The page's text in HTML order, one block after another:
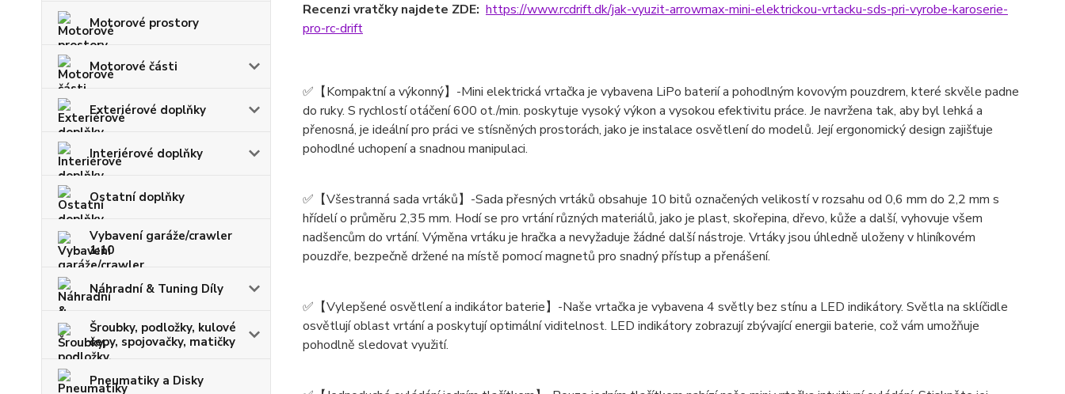
Motorové prostory
Motorové části
Exteriérové doplňky
Interiérové doplňky
Ostatní doplňky
Vybavení garáže/crawler
1:10
Náhradní & Tuning Díly
Šroubky, podložky, kulové
čepy, spojovačky, matičky
Pneumatiky a Disky
Recenzi vratčky najdete ZDE: https://www.rcdrift.dk/jak-vyuzit-arrowmax-mini-elektrickou-vrtacku-sds-pri-vyrobe-karoserie-
pro-rc-drift
✅【Kompaktní a výkonný】-Mini elektrická vrtačka je vybavena LiPo baterií a pohodlným kovovým pouzdrem, které skvěle padne
do ruky. S rychlostí otáčení 600 ot./min. poskytuje vysoký výkon a vysokou efektivitu práce. Je navržena tak, aby byl lehká a
přenosná, je ideální pro práci ve stísněných prostorách, jako je instalace osvětlení do modelů. Její ergonomický design zajišťuje
pohodlné uchopení a snadnou manipulaci.
✅【Všestranná sada vrtáků】-Sada přesných vrtáků obsahuje 10 bitů označených velikostí v rozsahu od 0,6 mm do 2,2 mm s
hřídelí o průměru 2,35 mm. Hodí se pro vrtání různých materiálů, jako je plast, skořepina, dřevo, kůže a další, vyhovuje všem
nadšencům do vrtání. Výměna vrtáku je hračka a nevyžaduje žádné další nástroje. Vrtáky jsou úhledně uloženy v hliníkovém
pouzdře, bezpečně držené na místě pomocí magnetů pro snadný přístup a přenášení.
✅【Vylepšené osvětlení a indikátor baterie】-Naše vrtačka je vybavena 4 světly bez stínu a LED indikátory. Světla na sklíčidle
osvětlují oblast vrtání a poskytují optimální viditelnost. LED indikátory zobrazují zbývající energii baterie, což vám umožňuje
pohodlně sledovat využití.